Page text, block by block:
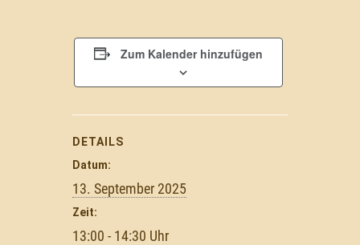
Zum Kalender hinzufügen
DETAILS
Datum:
13. September 2025
Zeit:
13:00 - 14:30